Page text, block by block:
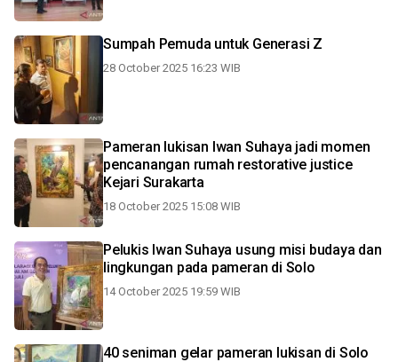
Sumpah Pemuda untuk Generasi Z
28 October 2025 16:23 WIB
Pameran lukisan Iwan Suhaya jadi momen
pencanangan rumah restorative justice
Kejari Surakarta
18 October 2025 15:08 WIB
Pelukis Iwan Suhaya usung misi budaya dan
lingkungan pada pameran di Solo
14 October 2025 19:59 WIB
40 seniman gelar pameran lukisan di Solo